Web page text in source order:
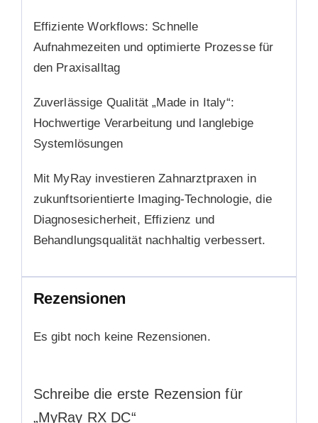
Effiziente Workflows: Schnelle
Aufnahmezeiten und optimierte Prozesse für
den Praxisalltag
Zuverlässige Qualität „Made in Italy“:
Hochwertige Verarbeitung und langlebige
Systemlösungen
Mit MyRay investieren Zahnarztpraxen in
zukunftsorientierte Imaging-Technologie, die
Diagnosesicherheit, Effizienz und
Behandlungsqualität nachhaltig verbessert.
Rezensionen
Es gibt noch keine Rezensionen.
Schreibe die erste Rezension für
„MyRay RX DC“